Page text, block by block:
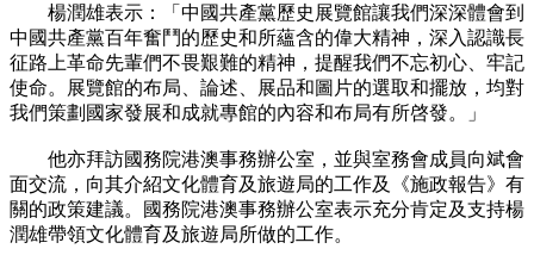
楊潤雄表示：「中國共產黨歷史展覽館讓我們深深體會到
中國共產黨百年奮鬥的歷史和所蘊含的偉大精神，深入認識長
征路上革命先輩們不畏艱難的精神，提醒我們不忘初心、牢記
使命。展覽館的布局、論述、展品和圖片的選取和擺放，均對
我們策劃國家發展和成就專館的內容和布局有所啓發。」
他亦拜訪國務院港澳事務辦公室，並與室務會成員向斌會
面交流，向其介紹文化體育及旅遊局的工作及《施政報告》有
關的政策建議。國務院港澳事務辦公室表示充分肯定及支持楊
潤雄帶領文化體育及旅遊局所做的工作。